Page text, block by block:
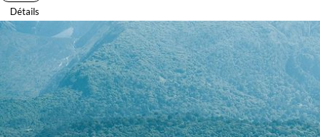
Détails